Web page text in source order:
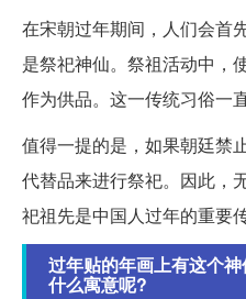
在宋朝过年期间，人们会首
是祭祀神仙。祭祖活动中，
作为供品。这一传统习俗一
值得一提的是，如果朝廷禁
代替品来进行祭祀。因此，
祀祖先是中国人过年的重要
过年贴的年画上有这个
什么寓意呢?